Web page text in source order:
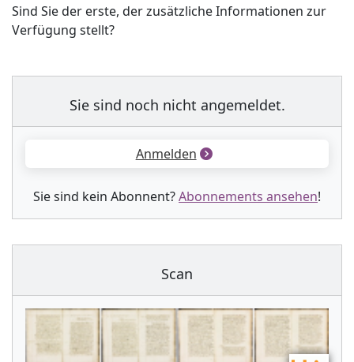
Sind Sie der erste, der zusätzliche Informationen zur
Verfügung stellt?
Sie sind noch nicht angemeldet.
Anmelden
Sie sind kein Abonnent?Abonnements ansehen!
Scan